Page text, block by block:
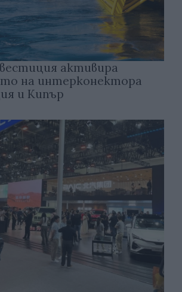
активира
на интерконектора
и Кипър